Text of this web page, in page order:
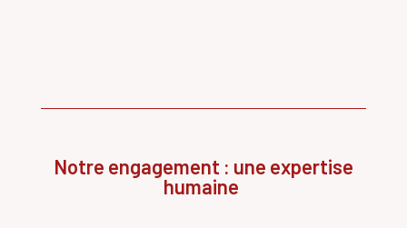
Notre engagement : une expertise
humaine